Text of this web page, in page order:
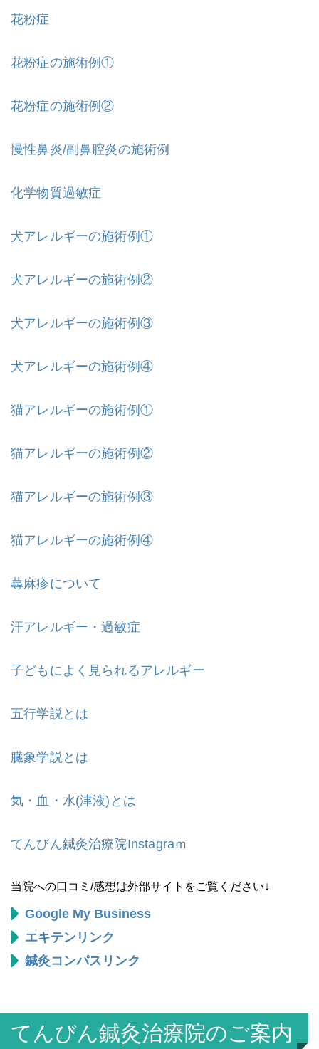
花粉症
花粉症の施術例①
花粉症の施術例②
慢性鼻炎/副鼻腔炎の施術例
化学物質過敏症
犬アレルギーの施術例①
犬アレルギーの施術例②
犬アレルギーの施術例③
犬アレルギーの施術例④
猫アレルギーの施術例①
猫アレルギーの施術例②
猫アレルギーの施術例③
猫アレルギーの施術例④
蕁麻疹について
汗アレルギー・過敏症
子どもによく見られるアレルギー
五行学説とは
臓象学説とは
気・血・水(津液)とは
てんびん鍼灸治療院Instagraｍ
当院への口コミ/感想は外部サイトをご覧ください↓
Google My Business
エキテンリンク
鍼灸コンパスリンク
てんびん鍼灸治療院のご案内